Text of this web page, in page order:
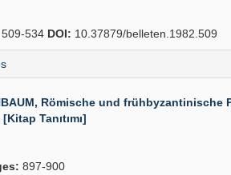
509-534 DOI: 10.37879/belleten.1982.509
Römische und
Tanıtımı]
897-900